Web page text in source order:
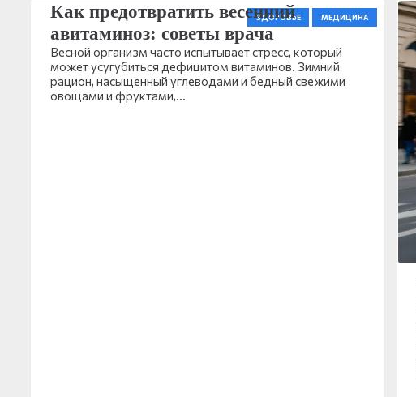
ЗДОРОВЬЕ МЕДИЦИНА
Как предотвратить весенний
авитаминоз: советы врача
Весной организм часто испытывает стресс, который
может усугубиться дефицитом витаминов. Зимний
рацион, насыщенный углеводами и бедный свежими
овощами и фруктами,…